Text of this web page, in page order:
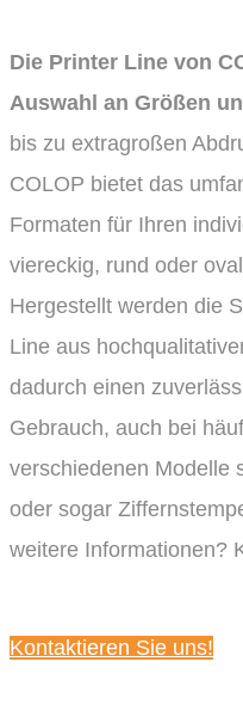
Die Printer Line von
Auswahl an Größen
bis zu extragroßen
COLOP bietet das
Formaten für Ihren
viereckig, rund oder
Hergestellt werden die
Line aus
dadurch einen
Gebrauch, auch bei
verschiedenen Modelle
oder sogar
weitere Informationen?
Kontaktieren Sie uns!